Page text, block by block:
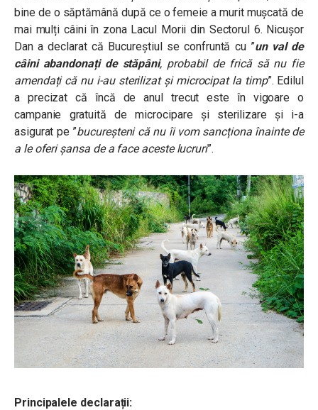
bine de o săptămână după ce o femeie a murit mușcată de
mai mulți câini în zona Lacul Morii din Sectorul 6. Nicușor
Dan a declarat că Bucureștiul se confruntă cu ”un val de
câini abandonați de stăpâni, probabil de frică să nu fie
amendați că nu i-au sterilizat și microcipat la timp”. Edilul
a precizat că încă de anul trecut este în vigoare o
campanie gratuită de microcipare și sterilizare și i-a
asigurat pe ”bucureșteni că nu îi vom sancționa înainte de
a le oferi șansa de a face aceste lucruri”.
Principalele declarații: